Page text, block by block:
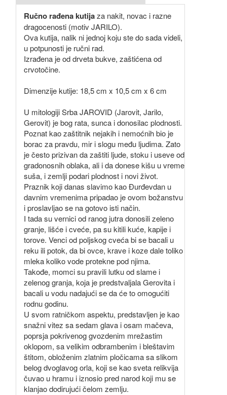
Ručno rađena kutijaza nakit, novac i razne
dragocenosti (motiv JARILO).
Ova kutija, nalik ni jednoj koju ste do sada videli,
u potpunosti je ručni rad.
Izrađena je od drveta bukve, zaštićena od
crvotočine.
Dimenzije kutije: 18,5 cm x 10,5 cm x 6 cm
U mitologiji Srba JAROVID (Jarovit, Jarilo,
Gerovit) je bog rata, sunca i donosilac plodnosti.
Poznat kao zaštitnik nejakih i nemoćnih bio je
borac za pravdu, mir i slogu među ljudima. Zato
je često prizivan da zaštiti ljude, stoku i useve od
gradonosnih oblaka, ali i da donese kišu u vreme
suša, i zemlji podari plodnost i novi život.
Praznik koji danas slavimo kao Đurđevdan u
davnim vremenima pripadao je ovom božanstvu
i proslavljao se na gotovo isti način.
I tada su vernici od ranog jutra donosili zeleno
granje, lišće i cveće, pa su kitili kuće, kapije i
torove. Venci od poljskog cveća bi se bacali u
reku ili potok, da bi ovce, krave i koze dale toliko
mleka koliko vode protekne pod njima.
Takođe, momci su pravili lutku od slame i
zelenog granja, koja je predstvaljala Gerovita i
bacali u vodu nadajući se da će to omogućiti
rodnu godinu.
U svom ratničkom aspektu, predstavljen je kao
snažni vitez sa sedam glava i osam mačeva,
poprsja pokrivenog gvozdenim mrežastim
oklopom, sa velikim odbrambenim i bleštavim
štitom, obloženim zlatnim pločicama sa slikom
belog dvoglavog orla, koji se kao sveta relikvija
čuvao u hramu i iznosio pred narod koji mu se
klanjao dodirujući čelom zemlju.